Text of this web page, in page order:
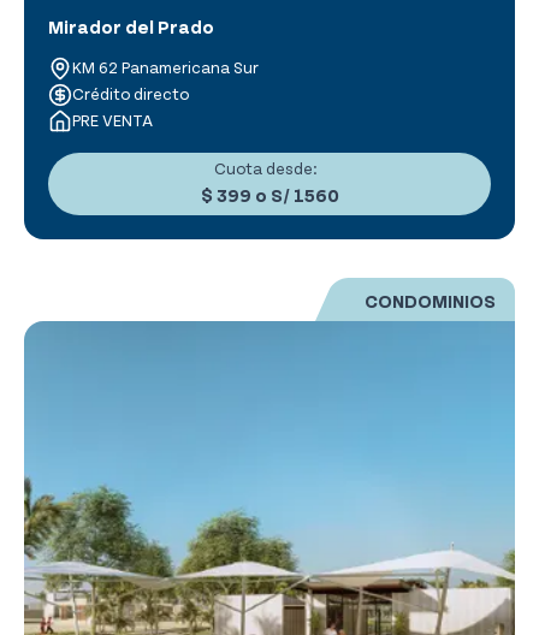
Mirador del Prado
KM 62 Panamericana Sur
Crédito directo
PRE VENTA
Cuota desde:
$ 399 o S/ 1560
CONDOMINIOS